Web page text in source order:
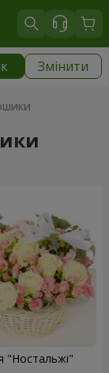
Змінити
"Ностальжі"